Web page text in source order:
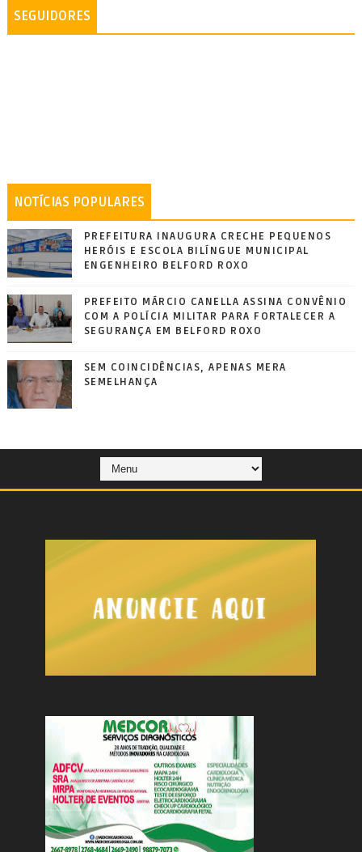
SEGUIDORES
NOTÍCIAS POPULARES
PREFEITURA INAUGURA CRECHE PEQUENOS
HERÓIS E ESCOLA BILÍNGUE MUNICIPAL
ENGENHEIRO BELFORD ROXO
PREFEITO MÁRCIO CANELLA ASSINA CONVÊNIO
COM A POLÍCIA MILITAR PARA FORTALECER A
SEGURANÇA EM BELFORD ROXO
SEM COINCIDÊNCIAS, APENAS MERA
SEMELHANÇA